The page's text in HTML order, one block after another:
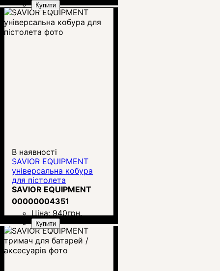
Купити
В наявності
SAVIOR EQUIPMENT
універсальна кобура
для пістолета
SAVIOR EQUIPMENT
00000004351
Ціна: 940грн.
Купити